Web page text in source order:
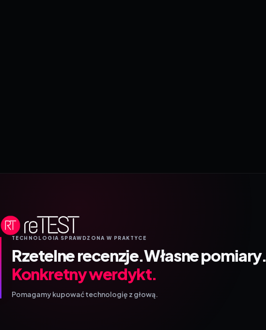
TECHNOLOGIA SPRAWDZONA W PRAKTYCE
Rzetelne recenzje.Własne pomiary.
Konkretny werdykt.
Pomagamy kupować technologię z głową.